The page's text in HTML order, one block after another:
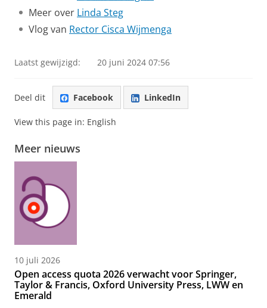
Meer over Linda Steg
Vlog van Rector Cisca Wijmenga
Laatst gewijzigd: 20 juni 2024 07:56
Deel dit Facebook LinkedIn
View this page in: English
Meer nieuws
10 juli 2026
Open access quota 2026 verwacht voor Springer,
Taylor & Francis, Oxford University Press, LWW en
Emerald